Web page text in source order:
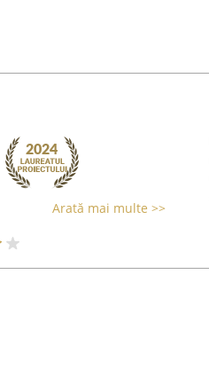
Arată mai multe >>